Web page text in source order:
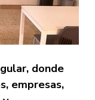
donde
empresas,